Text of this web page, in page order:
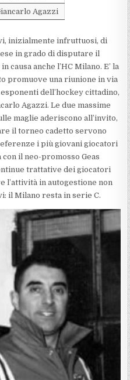
Agazzi
inizialmente infruttuosi, di
in grado di disputare il
causa anche l’HC Milano. E’ la
promuove una riunione in via
dell’hockey cittadino,
Agazzi. Le due massime
maglie aderiscono all’invito,
il torneo cadetto servono
i più giovani giocatori
il neo-promosso Geas
trattative dei giocatori
in autogestione non
il Milano resta in serie C.